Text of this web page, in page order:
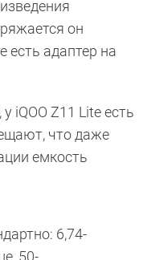
он
есть адаптер на
iQOO Z11 Lite есть
что даже
емкость
6,74-
50-